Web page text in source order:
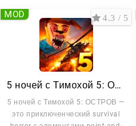
5 ночей с Тимохой 5: ОСТРОВ
5 ночей с Тимохой 5: ОСТРОВ —
это приключенческий survival
4.3 / 5
MOD